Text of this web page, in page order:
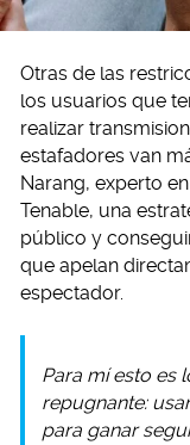
Otras de las
los usuarios que
realizar
estafadores van
Narang, experto
Tenable, una
público y
que apelan
espectador.
Para mí esto es
repugnante:
para ganar